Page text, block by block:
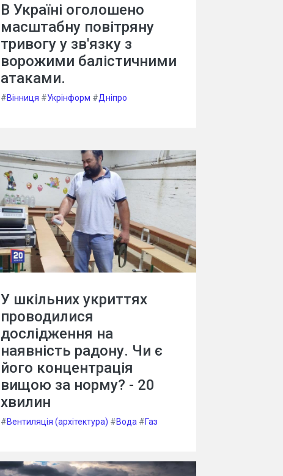
В Україні оголошено
масштабну повітряну
тривогу у зв'язку з
ворожими балістичними
атаками.
#Вінниця #Укрінформ #Дніпро
У шкільних укриттях
проводилися
дослідження на
наявність радону. Чи є
його концентрація
вищою за норму? - 20
хвилин
#Вентиляція (архітектура) #Вода #Газ